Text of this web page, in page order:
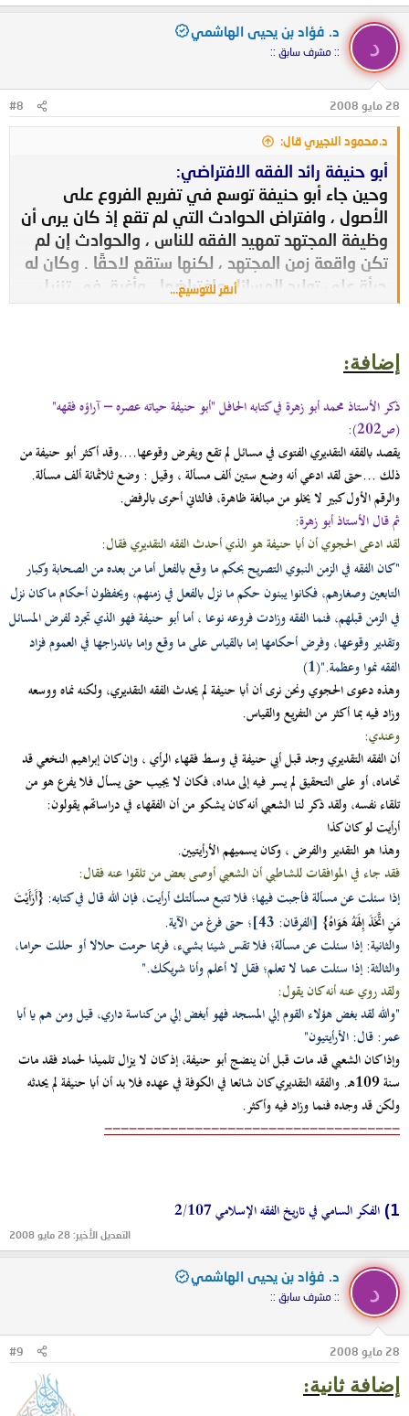
د
د. فؤاد بن يحيى الهاشمي
:: مشرف سابق ::
28 مايو 2008 #8
د.محمود النجيري قال:
أبو حنيفة رائد الفقه الافتراضي:
وحين جاء أبو حنيفة توسع في تفريع الفروع على
الأصول ، وافتراض الحوادث التي لم تقع إذ كان يرى أن
وظيفة المجتهد تمهيد الفقه للناس ، والحوادث إن لم
تكن واقعة زمن المجتهد ، لكنها ستقع لاحقًا . وكان له
جرأة على توليد المسائل وافتراضها ، وأغرق في تنزيل
النوازل ، ولم يتردد عن أن يستعمل الرأي في الفروع
والحكم عليها قبل أن تكون ، فاتسع الفقه الافتراضي
النظري حتى بلغ ذروته ، وصار مستوعبًا للحوادث
المتجددة والمستبعدة، ولذلك حين سئل رقبة بن مصقلة
عن أبى حنيفة قال : " هو أعلم الناس بما لم يكن ،
وأجهلهم بما قد كان " . (9)
وتبع أبا حنيفة على ذلك الافتراض الفقهي مدرسته .....
أنقر للتوسيع...
إضافة:
ذكر الأستاذ محمد أبو زهرة في كتابه الحافل "أبو حنيفة حياته عصره – آراؤه فقهه"
(ص202):
يقصد بالفقه التقديري الفتوى في مسائل لم تقع ويفرض وقوعها....وقد أكثر أبو حنيفة من
ذلك ...حتى لقد ادعي أنه وضع ستين ألف مسألة ، وقيل : وضع ثلاثمائة ألف مسألة.
والرقم الأول كبير لا يخلو من مبالغة ظاهرة، فالثاني أحرى بالرفض.
ثم قال الأستاذ أبو زهرة:
لقد ادعى الحجوي أن أبا حنيفة هو الذي أحدث الفقه التقديري فقال:
"كان الفقه في الزمن النبوي التصريح بحكم ما وقع بالفعل أما من بعده من الصحابة وكبار
التابعين وصغارهم، فكانوا يبنون حكم ما نزل بالفعل في زمنهم، ويحفظون أحكام ما كان نزل
في الزمن قبلهم، فنما الفقه وزادت فروعه نوعا ، أما أبو حنيفة فهو الذي تجرد لفرض المسائل
وتقدير وقوعها، وفرض أحكامها إما بالقياس على ما وقع وإما باندراجها في العموم فزاد
الفقه نموا وعظمة."(1)
وهذه دعوى الحجوي ونحن نرى أن أبا حنيفة لم يحدث الفقه التقديري، ولكنه نماه ووسعه
وزاد فيه بما أكثر من التفريع والقياس.
وعندي:
أن الفقه التقديري وجد قبل أبي حنيفة في وسط فقهاء الرأي ، وإن كان إبراهيم النخعي قد
تحاماه، أو على التحقيق لم يسر فيه إلى مداه، فكان لا يجيب حتى يسأل فلا يفرع هو من
تلقاء نفسه، ولقد ذكر لنا الشعبي أنه كان يشكو من أن الفقهاء في دراساتهم يقولون:
أرأيت لو كان كذا
وهذا هو التقدير والفرض ، وكان يسميهم الأرأيتيين.
فقد جاء في الموافقات للشاطبي أن الشعبي أوصى بعض من تلقوا عنه فقال:
إذا سئلت عن مسألة فأجبت فيها؛ فلا تتبع مسألتك أرأيت، فإن الله قال في كتابه: {أَرَأَيْتَ
مَنِ اتَّخَذَ إِلَهَهُ هَوَاهُ} [الفرقان: 43]؛ حتى فرغ من الآية.
والثانية: إذا سئلت عن مسألة؛ فلا تقس شيئا بشيء، فربما حرمت حلالا أو حللت حراما،
والثالثة: إذا سئلت عما لا تعلم؛ فقل لا أعلم وأنا شريكك."
ولقد روي عنه أنه كان يقول:
"والله لقد بغض هؤلاء القوم إلي المسجد فهو أبغض إلي من كناسة داري، قيل ومن هم يا أبا
عمر: قال: الأرأيتيون"
وإذا كان الشعبي قد مات قبل أن ينضج أبو حنيفة، إذ كان لا يزال تلميذا لحماد فقد مات
سنة 109هـ. والفقه التقديري كان شائعا في الكوفة في عهده فلا بد أن أبا حنيفة لم يحدثه
ولكن قد وجده فنما وزاد فيه وأكثر.
------------------------------------
1) الفكر السامي في تاريخ الفقه الإسلامي 2/107
التعديل الأخير: 28 مايو 2008
د
د. فؤاد بن يحيى الهاشمي
:: مشرف سابق ::
28 مايو 2008 #9
إضافة ثانية: